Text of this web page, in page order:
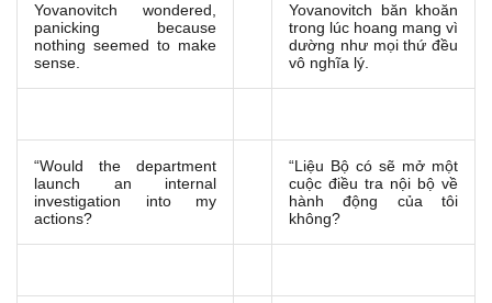
Yovanovitch wondered,
panicking because
nothing seemed to make
sense.
Yovanovitch băn khoăn
trong lúc hoang mang vì
dường như mọi thứ đều
vô nghĩa lý.
“Would the department
launch an internal
investigation into my
actions?
“Liệu Bộ có sẽ mở một
cuộc điều tra nội bộ về
hành động của tôi
không?